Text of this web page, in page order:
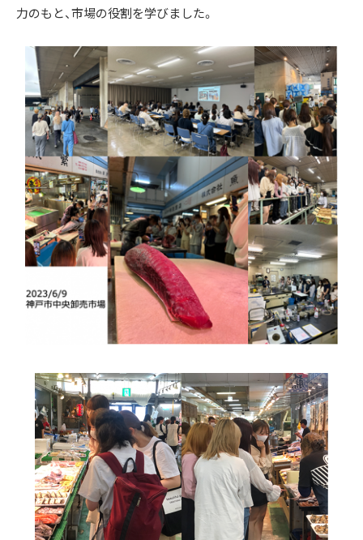
力のもと、市場の役割を学びました。